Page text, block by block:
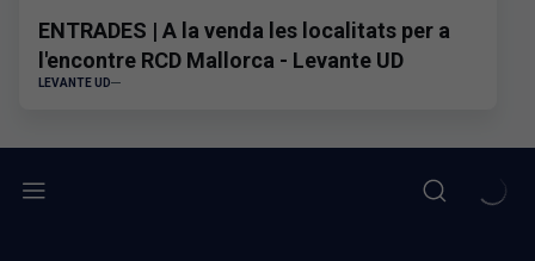
ENTRADES | A la venda les localitats per a
l'encontre RCD Mallorca - Levante UD
LEVANTE UD